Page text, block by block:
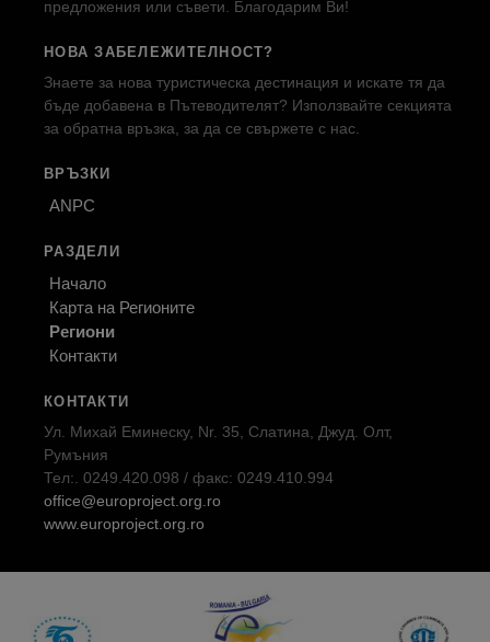
предложения или съвети. Благодарим Ви!
НОВА ЗАБЕЛЕЖИТЕЛНОСТ?
Знаете за нова туристическа дестинация и искате тя да
бъде добавена в Пътеводителят? Използвайте секцията
за обратна връзка, за да се свържете с нас.
ВРЪЗКИ
ANPC
РАЗДЕЛИ
Начало
Карта на Регионите
Региони
Контакти
КОНТАКТИ
Ул. Михай Еминеску, Nr. 35, Слатина, Джуд. Олт,
Румъния
Тел:. 0249.420.098 / факс: 0249.410.994
office@europroject.org.ro
www.europroject.org.ro